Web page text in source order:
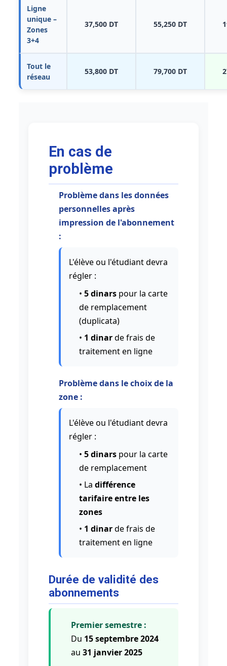
Ligne
unique –
Zones
3+4
37,500 DT 55,250 DT
Tout le
réseau
53,800 DT 79,700 DT
En cas de
problème
Problème dans les données
personnelles après
impression de l'abonnement
:
L'élève ou l'étudiant devra
régler :
• 5 dinarspour la carte
de remplacement
(duplicata)
• 1 dinarde frais de
traitement en ligne
Problème dans le choix de la
zone :
L'élève ou l'étudiant devra
régler :
• 5 dinarspour la carte
de remplacement
• La différence
tarifaire entre les
zones
• 1 dinarde frais de
traitement en ligne
Durée de validité des
abonnements
Premier semestre :
Du 15 septembre 2024
au 31 janvier 2025